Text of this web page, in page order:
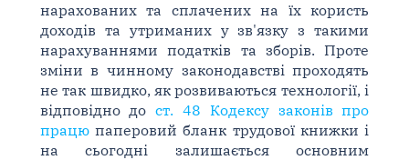
нарахованих та сплачених на їх користь
доходів та утриманих у зв'язку з такими
нарахуваннями податків та зборів. Проте
зміни в чинному законодавстві проходять
не так швидко, як розвиваються технології, і
відповідно дост. 48 Кодексу законів про
працюпаперовий бланк трудової книжки і
на сьогодні залишається основним